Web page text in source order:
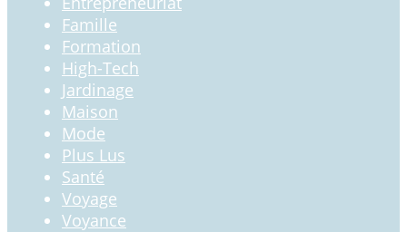
Famille
Formation
High-Tech
Jardinage
Maison
Mode
Plus Lus
Santé
Voyage
Voyance